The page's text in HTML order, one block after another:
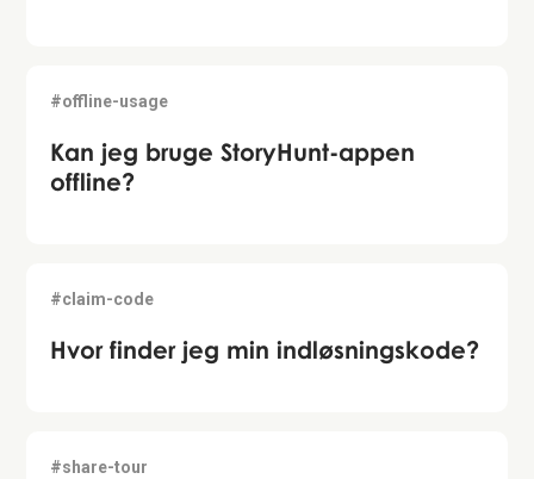
#offline-usage
Kan jeg bruge StoryHunt-appen
offline?
#claim-code
Hvor finder jeg min indløsningskode?
#share-tour